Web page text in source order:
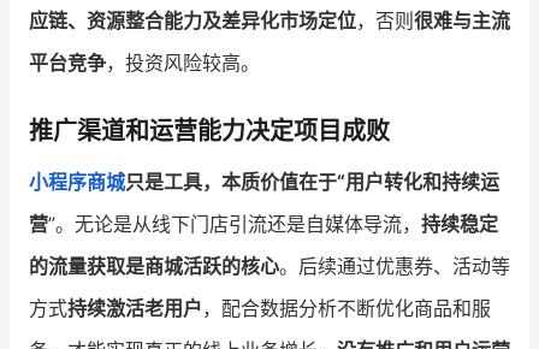
应链、资源整合能力及差异化市场定位，否则很难与主流
平台竞争，投资风险较高。
推广渠道和运营能力决定项目成败
小程序商城只是工具，本质价值在于“用户转化和持续运
营”。无论是从线下门店引流还是自媒体导流， 持续稳定
的流量获取是商城活跃的核心。后续通过优惠券、活动等
方式持续激活老用户，配合数据分析不断优化商品和服